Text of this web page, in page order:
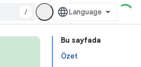
/
Bu sayfada
Özet